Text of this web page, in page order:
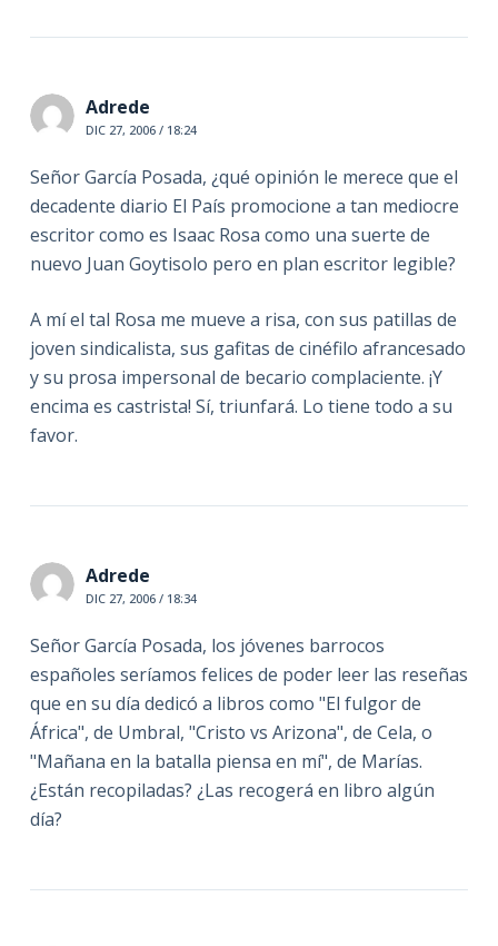
Adrede
DIC 27, 2006 / 18:24
Señor García Posada, ¿qué opinión le merece que el
decadente diario El País promocione a tan mediocre
escritor como es Isaac Rosa como una suerte de
nuevo Juan Goytisolo pero en plan escritor legible?
A mí el tal Rosa me mueve a risa, con sus patillas de
joven sindicalista, sus gafitas de cinéfilo afrancesado
y su prosa impersonal de becario complaciente. ¡Y
encima es castrista! Sí, triunfará. Lo tiene todo a su
favor.
Adrede
DIC 27, 2006 / 18:34
Señor García Posada, los jóvenes barrocos
españoles seríamos felices de poder leer las reseñas
que en su día dedicó a libros como "El fulgor de
África", de Umbral, "Cristo vs Arizona", de Cela, o
"Mañana en la batalla piensa en mí", de Marías.
¿Están recopiladas? ¿Las recogerá en libro algún
día?